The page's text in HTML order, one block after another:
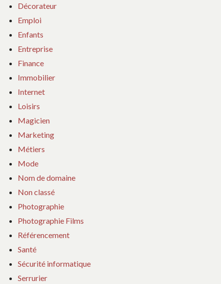
Décorateur
Emploi
Enfants
Entreprise
Finance
Immobilier
Internet
Loisirs
Magicien
Marketing
Métiers
Mode
Nom de domaine
Non classé
Photographie
Photographie Films
Référencement
Santé
Sécurité informatique
Serrurier